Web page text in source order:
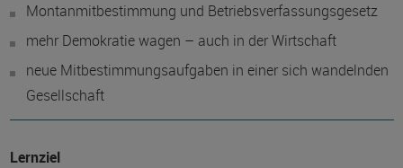
Montanmitbestimmung und Betriebsverfassungsgesetz
mehr Demokratie wagen – auch in der Wirtschaft
neue Mitbestimmungsaufgaben in einer sich wandelnden
Gesellschaft
Lernziel